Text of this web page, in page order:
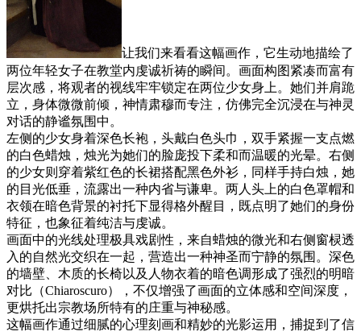
让我们来看看这幅画作，它生动地描绘了
两位年轻女子在教堂内虔诚祈祷的瞬间。画面构图紧凑而富有
层次感，将观者的视线牢牢锁定在两位少女身上。她们并肩跪
立，身体微微前倾，神情肃穆而专注，仿佛完全沉浸在与神灵
对话的静谧氛围中。
左侧的少女身着深色长袍，头戴白色头巾，双手紧握一支点燃
的白色蜡烛，烛光为她们的脸庞投下柔和而温暖的光晕。右侧
的少女则穿着紫红色的长裙搭配黑色外衫，同样手持白烛，她
的目光低垂，流露出一种内省与谦卑。两人头上的白色罩帽和
衣领在暗色背景的衬托下显得格外醒目，既点明了她们的身份
特征，也象征着纯洁与虔诚。
画面中的光线处理极具戏剧性，来自蜡烛的微光和右侧窗棂透
入的自然光交织在一起，营造出一种神圣而宁静的氛围。深色
的墙壁、木质的长椅以及人物衣着的暗色调形成了强烈的明暗
对比（Chiaroscuro），不仅增强了画面的立体感和空间深度，
更烘托出宗教场所特有的庄重与神秘感。
这幅画作通过细腻的心理刻画和精妙的光影运用，捕捉到了信